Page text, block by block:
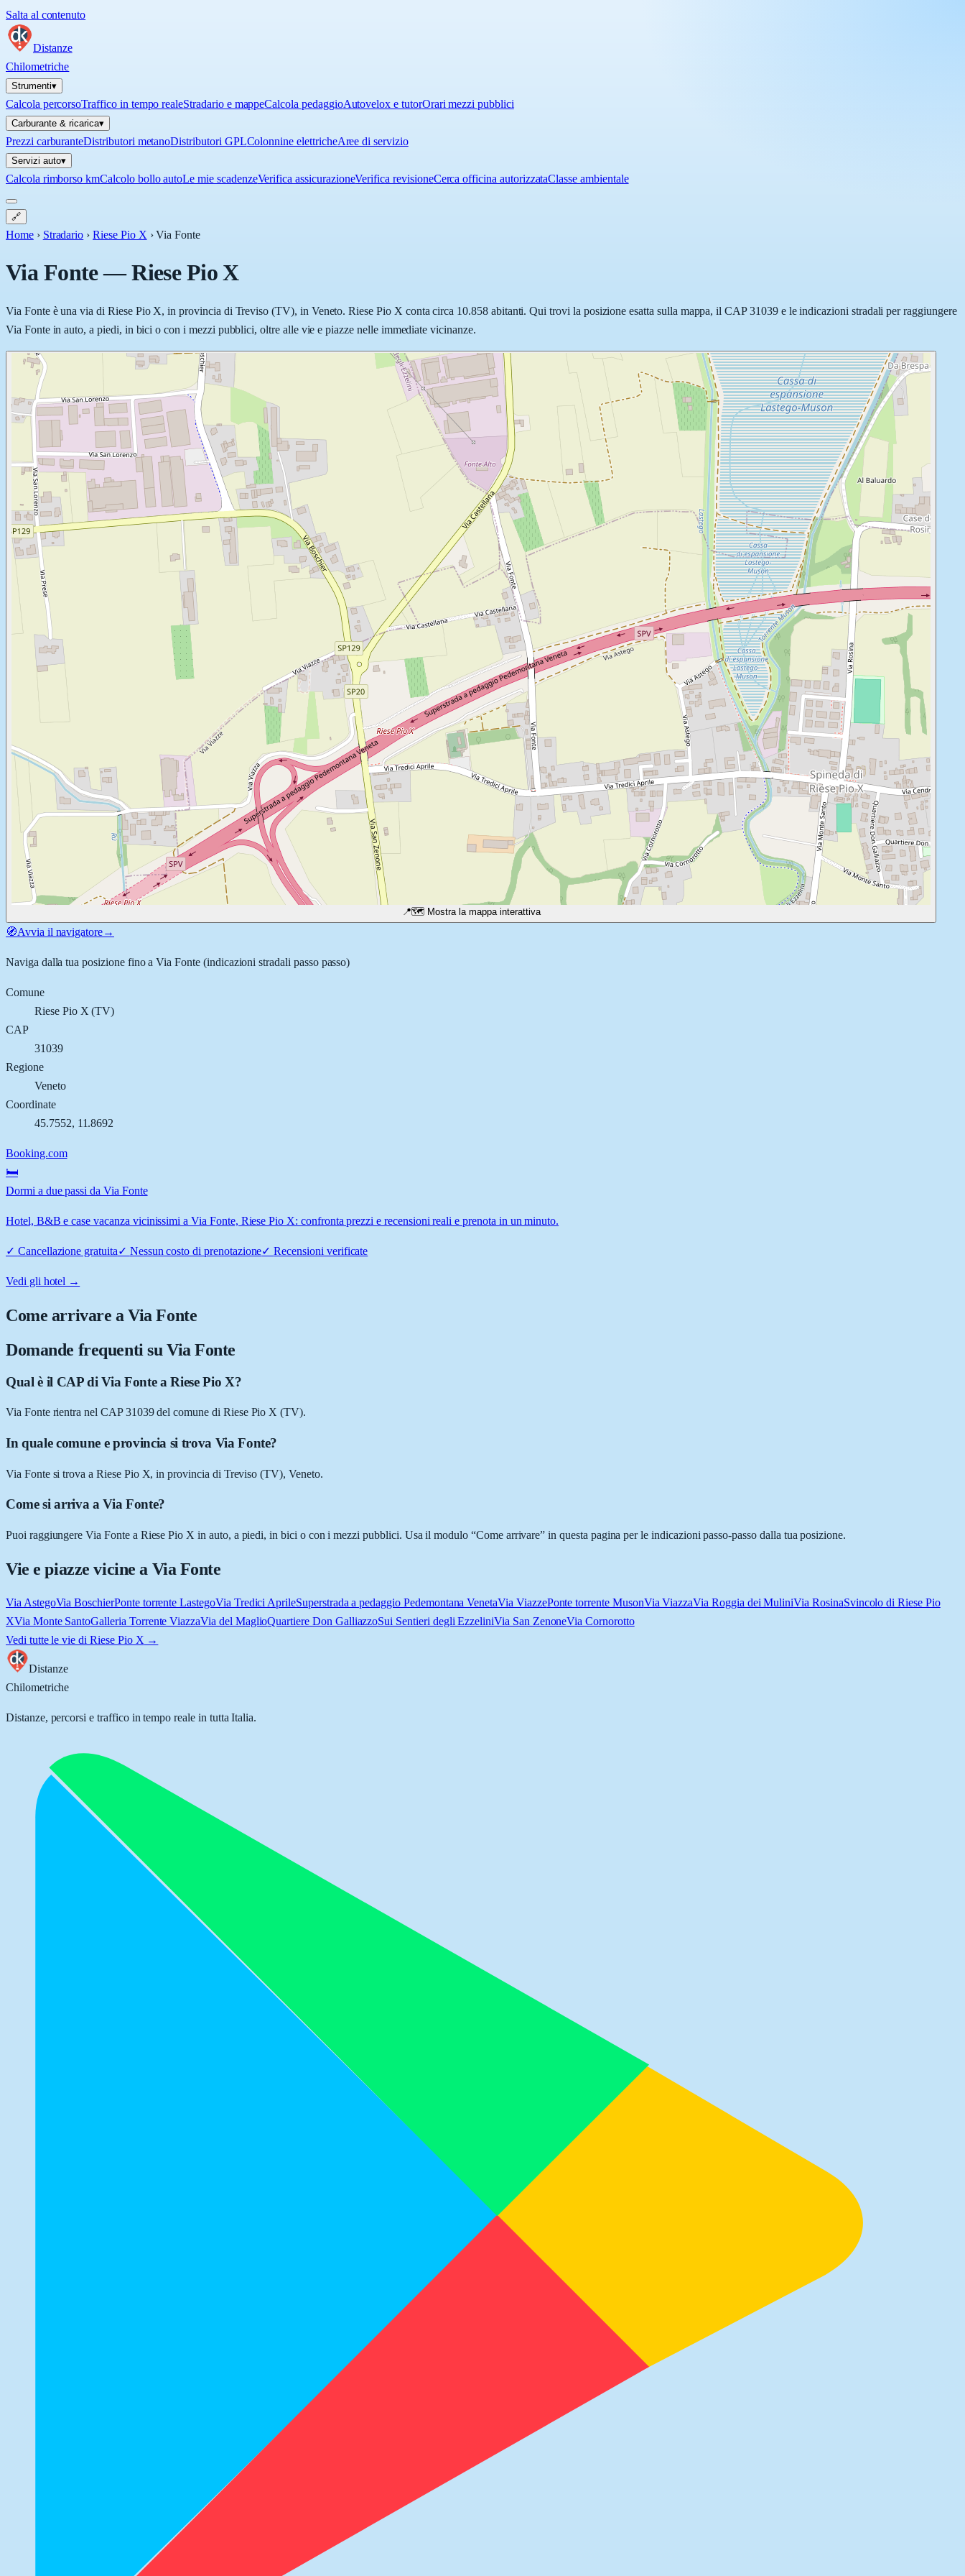
Salta al contenuto
Distanze
Chilometriche
Strumenti▾
Calcola percorsoTraffico in tempo realeStradario e mappeCalcola pedaggioAutovelox e tutorOrari mezzi pubblici
Carburante & ricarica▾
Prezzi carburanteDistributori metanoDistributori GPLColonnine elettricheAree di servizio
Servizi auto▾
Calcola rimborso kmCalcolo bollo autoLe mie scadenzeVerifica assicurazioneVerifica revisioneCerca officina autorizzataClasse ambientale
🔗
Home › Stradario › Riese Pio X ›Via Fonte
Via Fonte—Riese Pio X
Via Fonte è una via di Riese Pio X, in provincia di Treviso (TV), in Veneto. Riese Pio X conta circa 10.858 abitanti. Qui trovi la posizione esatta sulla mappa, il CAP 31039 e le indicazioni stradali per raggiungere
Via Fonte in auto, a piedi, in bici o con i mezzi pubblici, oltre alle vie e piazze nelle immediate vicinanze.
📍🗺️ Mostra la mappa interattiva
🧭Avvia il navigatore→
Naviga dalla tua posizione fino aVia Fonte(indicazioni stradali passo passo)
Comune
Riese Pio X (TV)
CAP
31039
Regione
Veneto
Coordinate
45.7552, 11.8692
Booking.com
🛏️
Dormi a due passi da Via Fonte
Hotel, B&B e case vacanza vicinissimi a Via Fonte, Riese Pio X: confronta prezzi e recensioni reali e prenota in un minuto.
✓ Cancellazione gratuita✓ Nessun costo di prenotazione✓Recensioni verificate
Vedi gli hotel →
Come arrivare aVia Fonte
Domande frequenti su Via Fonte
Qual è il CAP di Via Fonte a Riese Pio X?
Via Fonte rientra nel CAP 31039 del comune di Riese Pio X (TV).
In quale comune e provincia si trova Via Fonte?
Via Fonte si trova a Riese Pio X, in provincia di Treviso (TV), Veneto.
Come si arriva a Via Fonte?
Puoi raggiungere Via Fonte a Riese Pio X in auto, a piedi, in bici o con i mezzi pubblici. Usa il modulo “Come arrivare” in questa pagina per le indicazioni passo-passo dalla tua posizione.
Vie e piazze vicine a Via Fonte
Via AstegoVia BoschierPonte torrente LastegoVia Tredici AprileSuperstrada a pedaggio Pedemontana VenetaVia ViazzePonte torrente MusonVia ViazzaVia Roggia dei MuliniVia RosinaSvincolo di Riese Pio
XVia Monte SantoGalleria Torrente ViazzaVia del MaglioQuartiere Don GalliazzoSui Sentieri degli EzzeliniVia San ZenoneVia Cornorotto
Vedi tutte le vie di Riese Pio X →
Distanze
Chilometriche
Distanze, percorsi e traffico in tempo reale in tutta Italia.